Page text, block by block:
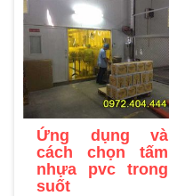
Ứng dụng và
cách chọn tấm
nhựa pvc trong
suốt